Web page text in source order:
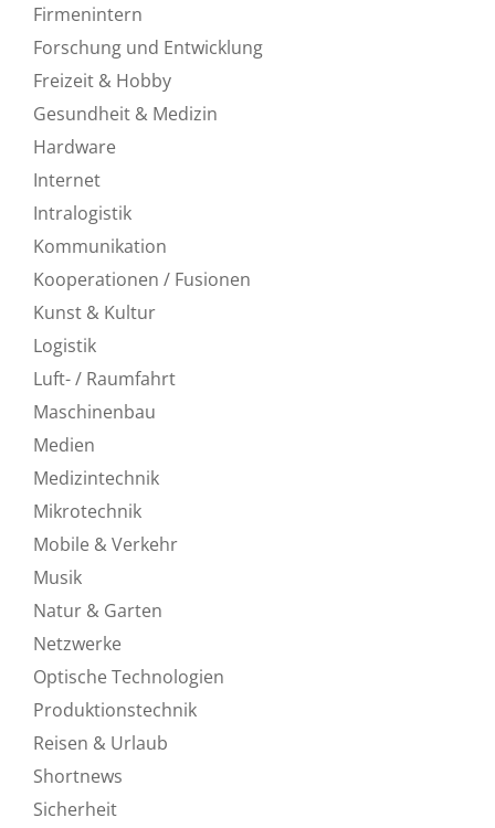
Firmenintern
Forschung und Entwicklung
Freizeit & Hobby
Gesundheit & Medizin
Hardware
Internet
Intralogistik
Kommunikation
Kooperationen / Fusionen
Kunst & Kultur
Logistik
Luft- / Raumfahrt
Maschinenbau
Medien
Medizintechnik
Mikrotechnik
Mobile & Verkehr
Musik
Natur & Garten
Netzwerke
Optische Technologien
Produktionstechnik
Reisen & Urlaub
Shortnews
Sicherheit